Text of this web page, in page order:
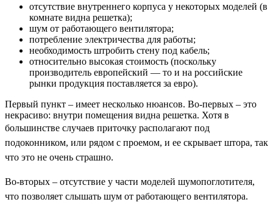
отсутствие внутреннего корпуса у некоторых моделей (в
комнате видна решетка);
шум от работающего вентилятора;
потребление электричества для работы;
необходимость штробить стену под кабель;
относительно высокая стоимость (поскольку
производитель европейский — то и на российские
рынки продукция поставляется за евро).
Первый пункт – имеет несколько нюансов. Во-первых – это
некрасиво: внутри помещения видна решетка. Хотя в
большинстве случаев приточку располагают под
подоконником, или рядом с проемом, и ее скрывает штора, так
что это не очень страшно.
Во-вторых – отсутствие у части моделей шумопоглотителя,
что позволяет слышать шум от работающего вентилятора.